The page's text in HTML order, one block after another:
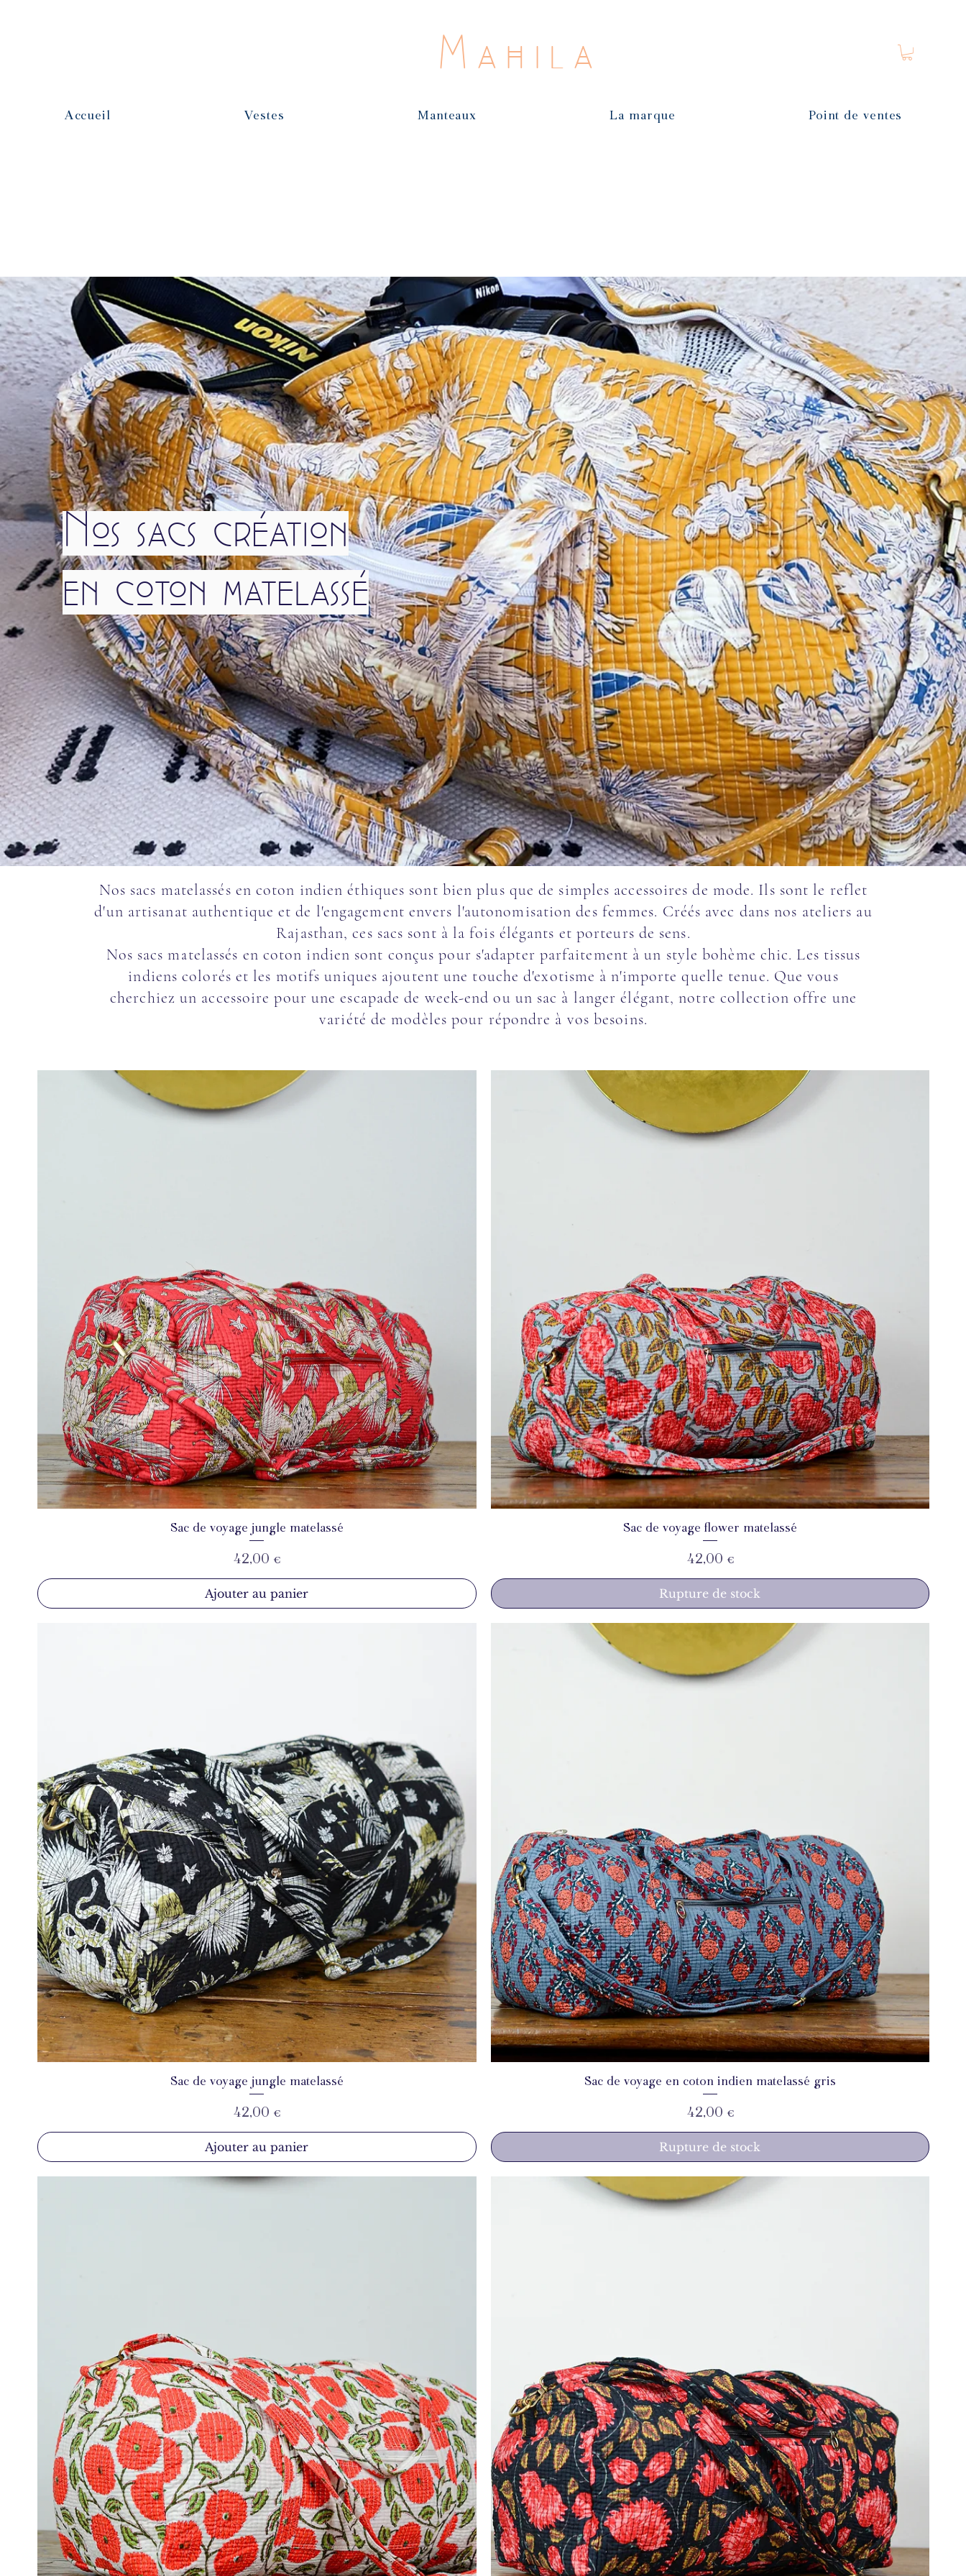
Mahila
Accueil Vestes Manteaux La marque Point de ventes
Nos sacs création
en coton matelassé
Nos sacs matelassés en coton indien éthiques sont bien plus que de simples accessoires de mode. Ils sont le reflet
d'un artisanat authentique et de l'engagement envers l'autonomisation des femmes. Créés avec dans nos ateliers au
Rajasthan, ces sacs sont à la fois élégants et porteurs de sens.
Nos sacs matelassés en coton indien sont conçus pour s'adapter parfaitement à un style bohème chic. Les tissus
indiens colorés et les motifs uniques ajoutent une touche d'exotisme à n'importe quelle tenue. Que vous
cherchiez un accessoire pour une escapade de week-end ou un sac à langer élégant, notre collection offre une
variété de modèles pour répondre à vos besoins.
Aperçu rapide
Sac de voyage jungle matelassé
Prix
42,00 €
Ajouter au panier
Aperçu rapide
Sac de voyage flower matelassé
Prix
42,00 €
Rupture de stock
Aperçu rapide
Sac de voyage jungle matelassé
Prix
42,00 €
Ajouter au panier
Aperçu rapide
Sac de voyage en coton indien matelassé gris
Prix
42,00 €
Rupture de stock